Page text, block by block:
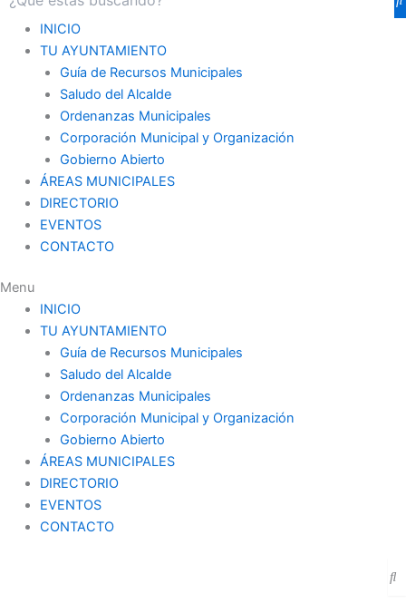
INICIO
TU AYUNTAMIENTO
Guía de Recursos Municipales
Saludo del Alcalde
Ordenanzas Municipales
Corporación Municipal y Organización
Gobierno Abierto
ÁREAS MUNICIPALES
DIRECTORIO
EVENTOS
CONTACTO
Menu
INICIO
TU AYUNTAMIENTO
Guía de Recursos Municipales
Saludo del Alcalde
Ordenanzas Municipales
Corporación Municipal y Organización
Gobierno Abierto
ÁREAS MUNICIPALES
DIRECTORIO
EVENTOS
CONTACTO